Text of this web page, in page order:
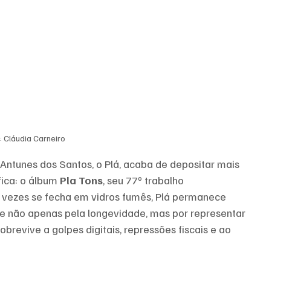
Cláudia Carneiro
dos Santos, o Plá, acaba de depositar mais
o álbum Pla Tons, seu 77º trabalho
se fecha em vidros fumês, Plá permanece
apenas pela longevidade, mas por representar
a golpes digitais, repressões fiscais e ao